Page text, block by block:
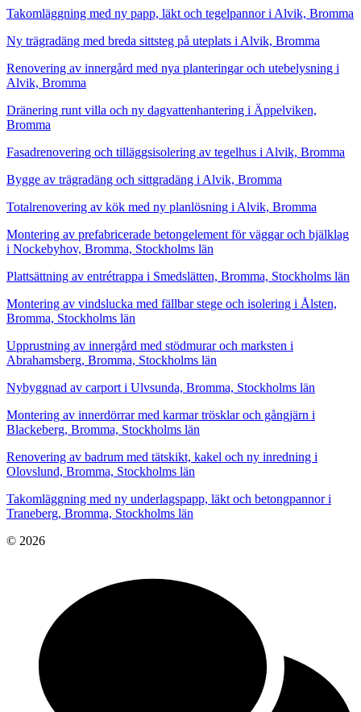
Takomläggning med ny papp, läkt och tegelpannor i Alvik, Bromma
Ny trägradäng med breda sittsteg på uteplats i Alvik, Bromma
Renovering av innergård med nya planteringar och utebelysning i
Alvik, Bromma
Dränering runt villa och ny dagvattenhantering i Äppelviken,
Bromma
Fasadrenovering och tilläggsisolering av tegelhus i Alvik, Bromma
Bygge av trägradäng och sittgradäng i Alvik, Bromma
Totalrenovering av kök med ny planlösning i Alvik, Bromma
Montering av prefabricerade betongelement för väggar och bjälklag
i Nockebyhov, Bromma, Stockholms län
Plattsättning av entrétrappa i Smedslätten, Bromma, Stockholms län
Montering av vindslucka med fällbar stege och isolering i Ålsten,
Bromma, Stockholms län
Upprustning av innergård med stödmurar och marksten i
Abrahamsberg, Bromma, Stockholms län
Nybyggnad av carport i Ulvsunda, Bromma, Stockholms län
Montering av innerdörrar med karmar trösklar och gångjärn i
Blackeberg, Bromma, Stockholms län
Renovering av badrum med tätskikt, kakel och ny inredning i
Olovslund, Bromma, Stockholms län
Takomläggning med ny underlagspapp, läkt och betongpannor i
Traneberg, Bromma, Stockholms län
© 2026